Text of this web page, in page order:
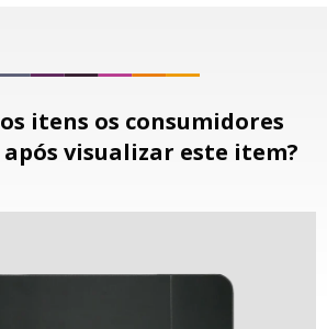
itens os consumidores
visualizar este item?